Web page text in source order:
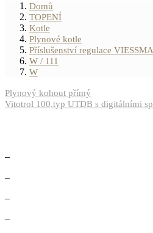
Domů
TOPENÍ
Kotle
Plynové kotle
Příslušenství regulace
W / 111
W
Plynový kohout přímý
Vitotrol 100,typ UTDB s digitálními
–
–
–
–